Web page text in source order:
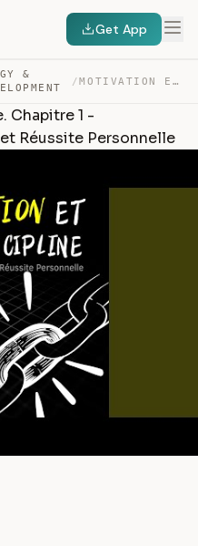
Get App
&
/ MOTIVATION ET AUTODISCIPLINE. CHAPITRE 1 – AUTODISCIPLI… — TRANSCRIPT
Chapitre 1 -
Réussite Personnelle